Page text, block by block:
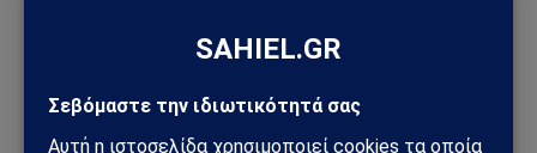
Μπλόκο της Γερουσίας στις πολεμικές εξουσίες
ΗΠΑ